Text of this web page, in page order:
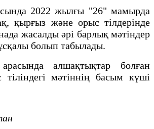
2022 жылғы "26" мамырда
қырғыз және орыс тілдерінде
жасалды әрі барлық мәтіндер
болып табылады.
алшақтықтар болған
мәтіннің басым күші